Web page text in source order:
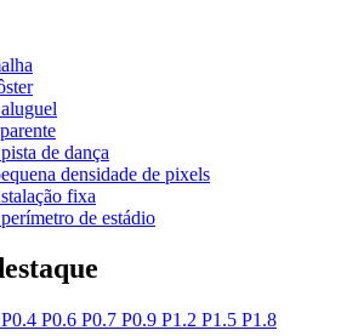
de dança
densidade de pixels
fixa
de estádio